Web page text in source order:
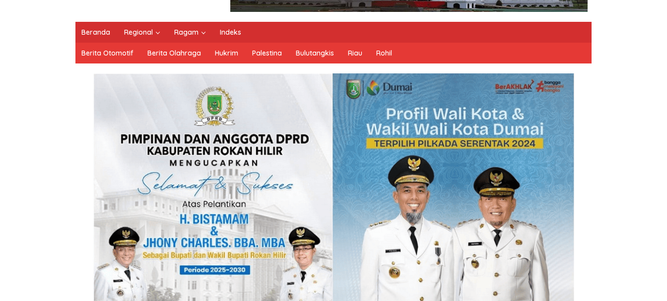
Beranda Regional Ragam Indeks
Berita Otomotif Berita Olahraga Hukrim Palestina Bulutangkis Riau Rohil